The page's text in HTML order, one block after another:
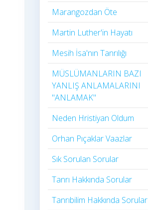
Marangozdan Öte
Martin Luther'in Hayatı​
Mesih İsa'nın Tanrılığı​
MÜSLÜMANLARIN BAZI
YANLIŞ ANLAMALARINI
"ANLAMAK"
Neden Hristiyan Oldum​
Orhan Pıçaklar Vaazlar
Sık Sorulan Sorular
Tanrı Hakkında Sorular
Tanrıbilim Hakkında Sorular